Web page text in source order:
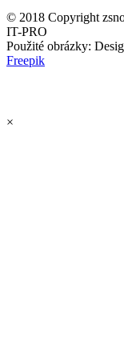
© 2018 Copyright
IT-PRO
Použité obrázky:
Freepik
×